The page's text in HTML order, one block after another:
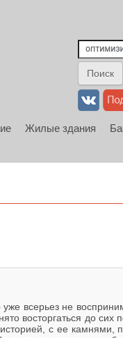
Жилые здания
всерьез не
восторгаться до сих
с ее камнями,